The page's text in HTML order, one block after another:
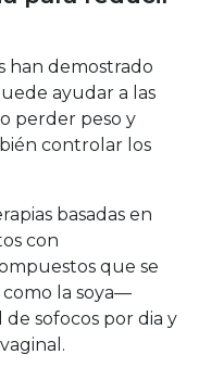
han demostrado
ayudar a las
perder peso y
controlar los
basadas en
con
que se
la soya—
sofocos por dia y